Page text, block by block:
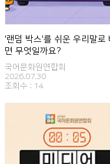
'랜덤 박스'를 쉬운 우리말로
면 무엇일까요?
국어문화원연합회
2026.07.30
조회수 : 14